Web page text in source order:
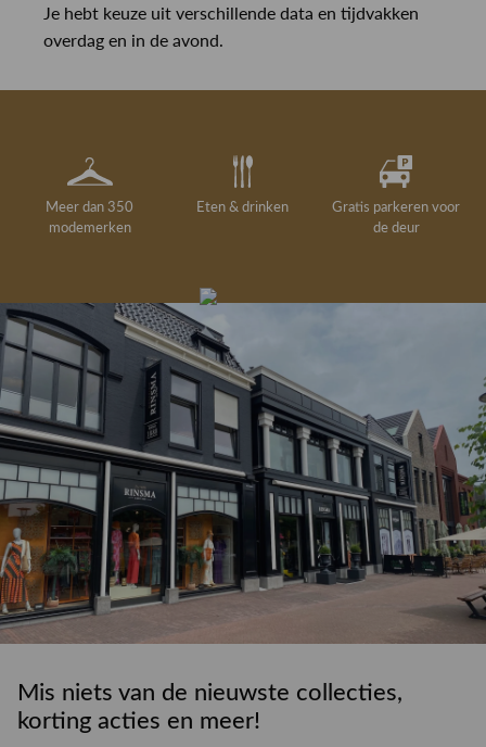
Je hebt keuze uit verschillende data en tijdvakken
overdag en in de avond.
Meer dan 350
modemerken
Eten & drinken
Gratis parkeren voor
de deur
drankje
Gratis retourneren in
de winkel
Deskundig
kledingadvies
Mis niets van de nieuwste collecties,
korting acties en meer!